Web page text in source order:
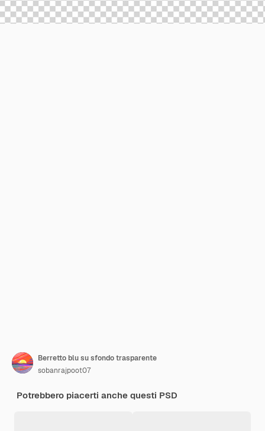
Berretto blu su sfondo trasparente
sobanrajpoot07
Potrebbero piacerti anche questi PSD